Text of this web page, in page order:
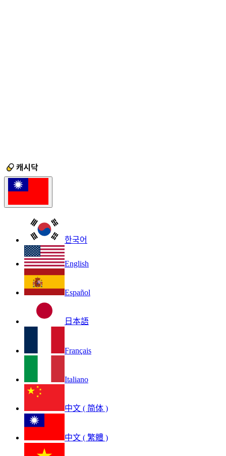
한국어
English
Español
日本語
Français
Italiano
中文 ( 简体 )
中文 ( 繁體 )